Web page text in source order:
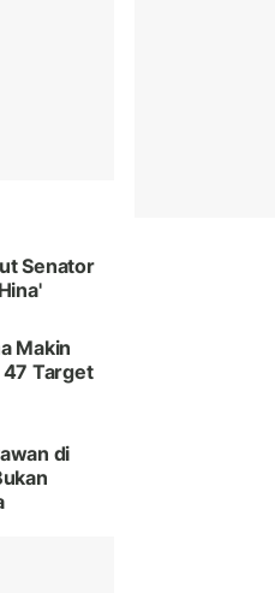
Senator
Makin
47 Target
di